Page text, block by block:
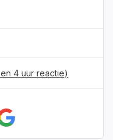
4 uur reactie)